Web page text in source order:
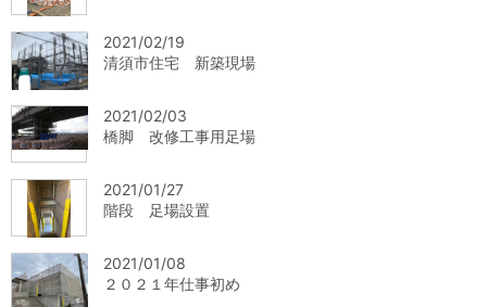
2021/02/19
清須市住宅 新築現場
2021/02/03
橋脚 改修工事用足場
2021/01/27
階段 足場設置
2021/01/08
２０２１年仕事初め